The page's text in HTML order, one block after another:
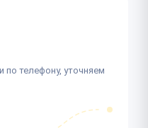
по телефону, уточняем